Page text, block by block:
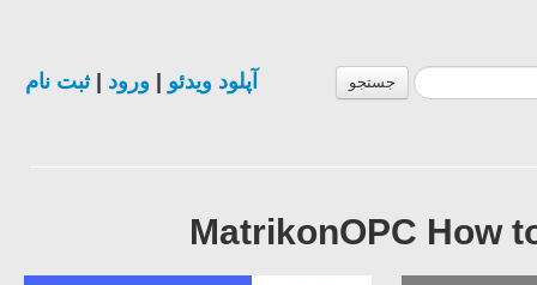
جستجو آپلود ویدئو ورود |ثبت نام
MatrikonOPC How